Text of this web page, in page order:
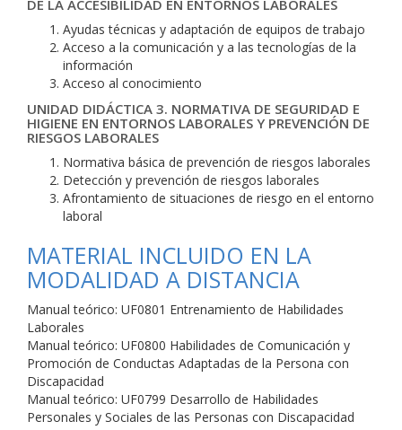
DE LA ACCESIBILIDAD EN ENTORNOS LABORALES
Ayudas técnicas y adaptación de equipos de trabajo
Acceso a la comunicación y a las tecnologías de la
información
Acceso al conocimiento
UNIDAD DIDÁCTICA 3. NORMATIVA DE SEGURIDAD E
HIGIENE EN ENTORNOS LABORALES Y PREVENCIÓN DE
RIESGOS LABORALES
Normativa básica de prevención de riesgos laborales
Detección y prevención de riesgos laborales
Afrontamiento de situaciones de riesgo en el entorno
laboral
MATERIAL INCLUIDO EN LA
MODALIDAD A DISTANCIA
Manual teórico: UF0801 Entrenamiento de Habilidades
Laborales
Manual teórico: UF0800 Habilidades de Comunicación y
Promoción de Conductas Adaptadas de la Persona con
Discapacidad
Manual teórico: UF0799 Desarrollo de Habilidades
Personales y Sociales de las Personas con Discapacidad